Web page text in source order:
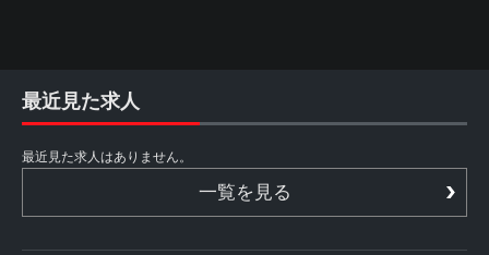
最近見た求人
最近見た求人はありません。
一覧を見る